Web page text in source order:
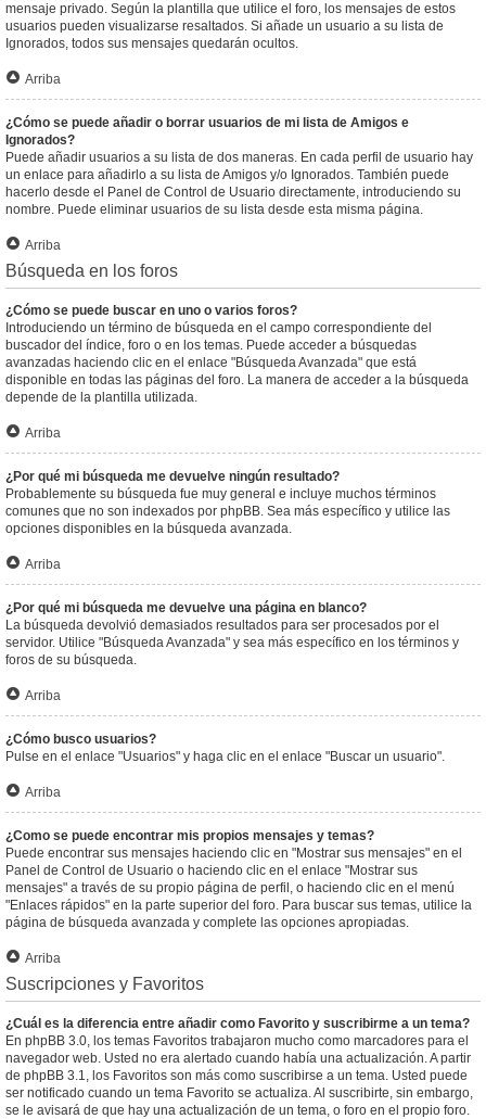
mensaje privado. Según la plantilla que utilice el foro, los mensajes de estos
usuarios pueden visualizarse resaltados. Si añade un usuario a su lista de
Ignorados, todos sus mensajes quedarán ocultos.
Arriba
¿Cómo se puede añadir o borrar usuarios de mi lista de Amigos e
Ignorados?
Puede añadir usuarios a su lista de dos maneras. En cada perfil de usuario hay
un enlace para añadirlo a su lista de Amigos y/o Ignorados. También puede
hacerlo desde el Panel de Control de Usuario directamente, introduciendo su
nombre. Puede eliminar usuarios de su lista desde esta misma página.
Arriba
Búsqueda en los foros
¿Cómo se puede buscar en uno o varios foros?
Introduciendo un término de búsqueda en el campo correspondiente del
buscador del índice, foro o en los temas. Puede acceder a búsquedas
avanzadas haciendo clic en el enlace "Búsqueda Avanzada" que está
disponible en todas las páginas del foro. La manera de acceder a la búsqueda
depende de la plantilla utilizada.
Arriba
¿Por qué mi búsqueda me devuelve ningún resultado?
Probablemente su búsqueda fue muy general e incluye muchos términos
comunes que no son indexados por phpBB. Sea más específico y utilice las
opciones disponibles en la búsqueda avanzada.
Arriba
¿Por qué mi búsqueda me devuelve una página en blanco?
La búsqueda devolvió demasiados resultados para ser procesados por el
servidor. Utilice "Búsqueda Avanzada" y sea más específico en los términos y
foros de su búsqueda.
Arriba
¿Cómo busco usuarios?
Pulse en el enlace "Usuarios" y haga clic en el enlace "Buscar un usuario".
Arriba
¿Como se puede encontrar mis propios mensajes y temas?
Puede encontrar sus mensajes haciendo clic en "Mostrar sus mensajes" en el
Panel de Control de Usuario o haciendo clic en el enlace "Mostrar sus
mensajes" a través de su propio página de perfil, o haciendo clic en el menú
"Enlaces rápidos" en la parte superior del foro. Para buscar sus temas, utilice la
página de búsqueda avanzada y complete las opciones apropiadas.
Arriba
Suscripciones y Favoritos
¿Cuál es la diferencia entre añadir como Favorito y suscribirme a un tema?
En phpBB 3.0, los temas Favoritos trabajaron mucho como marcadores para el
navegador web. Usted no era alertado cuando había una actualización. A partir
de phpBB 3.1, los Favoritos son más como suscribirse a un tema. Usted puede
ser notificado cuando un tema Favorito se actualiza. Al suscribirte, sin embargo,
se le avisará de que hay una actualización de un tema, o foro en el propio foro.